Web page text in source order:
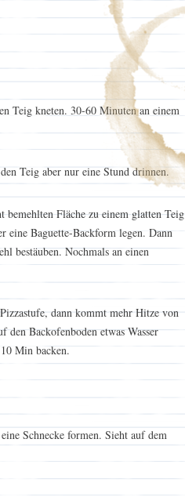
Teig kneten. 30-60 Minuten an einem
Teig aber nur eine Stund drinnen.
Fläche zu einem glatten Teig
eine Baguette-Backform legen. Dann
bestäuben. Nochmals an einen
dann kommt mehr Hitze von
Backofenboden etwas Wasser
Min backen.
Schnecke formen. Sieht auf dem